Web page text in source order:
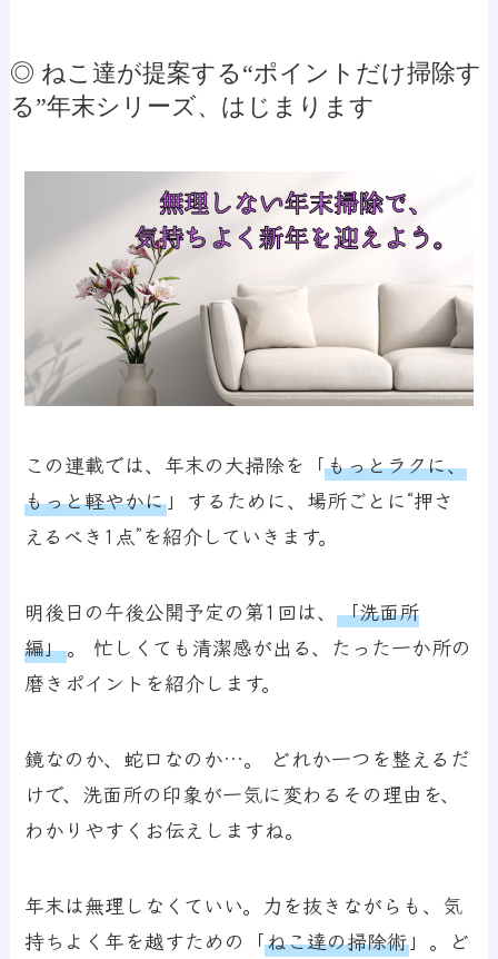
◎ ねこ達が提案する“ポイントだけ掃除す
る”年末シリーズ、はじまります
この連載では、年末の大掃除を 「もっとラクに、
もっと軽やかに」 するために、場所ごとに“押さ
えるべき1点”を紹介していきます。
明後日の午後公開予定の第1回は、「洗面所
編」。 忙しくても清潔感が出る、たった一か所の
磨きポイントを紹介します。
鏡なのか、蛇口なのか…。 どれか一つを整えるだ
けで、洗面所の印象が一気に変わるその理由を、
わかりやすくお伝えしますね。
年末は無理しなくていい。力を抜きながらも、気
持ちよく年を越すための「ねこ達の掃除術」。ど